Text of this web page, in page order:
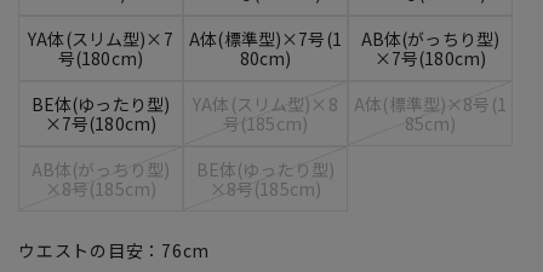
YA体(スリム型)×7
号(180cm)
A体(標準型)×7号(1
80cm)
AB体(がっちり型)
×7号(180cm)
BE体(ゆったり型)
×7号(180cm)
YA体(スリム型)×8
号(185cm)
A体(標準型)×8号(1
85cm)
AB体(がっちり型)
×8号(185cm)
BE体(ゆったり型)
×8号(185cm)
ウエストの目安： 76cm